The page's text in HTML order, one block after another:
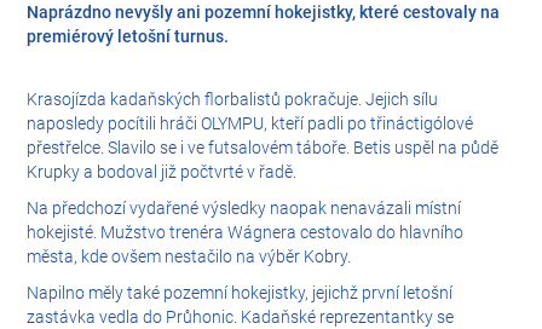
Naprázdno nevyšly ani pozemní hokejistky, které cestovaly na
premiérový letošní turnus.
Krasojízda kadaňských florbalistů pokračuje. Jejich sílu
naposledy pocítili hráči OLYMPU, kteří padli po třináctigólové
přestřelce. Slavilo se i ve futsalovém táboře. Betis uspěl na půdě
Krupky a bodoval již počtvrté v řadě.
Na předchozí vydařené výsledky naopak nenavázali místní
hokejisté. Mužstvo trenéra Wágnera cestovalo do hlavního
města, kde ovšem nestačilo na výběr Kobry.
Napilno měly také pozemní hokejistky, jejichž první letošní
zastávka vedla do Průhonic. Kadaňské reprezentantky se